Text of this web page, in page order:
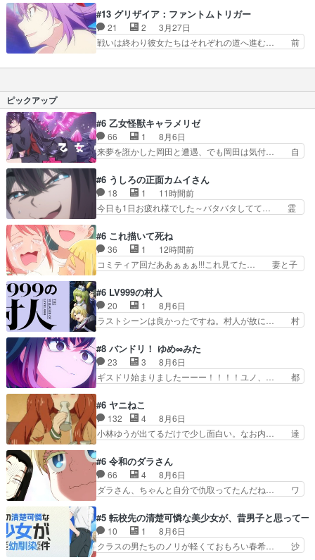
タイトルも色々考え… 前回の兄ちゃん生きてたん
か。我慢して生き… Re:ゼロから始める異世界生
活 テレシア…
谷炎色どうなったジャヤ…タナトスが見… 決戦に
向けて亡きアオイと同じ髪型にして彼… 戦闘は何
人かの怪我人を出しつつ終結に向か… 動仕で参加
させていただきました(´・ω・… トーカの足は結
#13 グリザイア：ファントムトリガー
21 2
3月27日
戦いは終わり彼女たちはそれぞれの道へ進む… 前
OVAから始まり、TVシリーズまでど… まさか青
論は陳腐すぎ。彼の仇討ちと言わ… ハルト戻らぬ
ったかはわからずじまいか。… 春人が復讐を果た
し、消えていなくなる。ヒ… 復讐や戦争も終わり
戻って来た日常。けれど… やはり内容的にもファ
ン向けの作品だったか…
ピックアップ
#6 乙女怪獣キャラメリゼ
66 1
8月6日
来夢を誑かした岡田と遭遇、でも岡田は気付… 自
なからのメイク道具が、らいりーさんを… らいり
ーの影響で理想に向けて努力する黒絵… コングと
ゴ〇ラの怪獣大決戦!?w黒絵の友… らいりーが己
のルッキズムと相対する話とし… らいりーさんが
の小河内ダムに来た黒絵た… ライリーが好きだっ
たクズ男ハルゴンが懲ら… メイクでちょっと勇気
出てる黒絵ちゃん可愛…
#6 うしろの正面カムイさん
18 1
11時間前
今日も1日お疲れ様でした～バタバタしてて… 霊
で6人は流石絶倫カムイ婆もしっかり抱… 今回は
交通悪霊の除霊ツアー。Aパはいつも… 前半の霊
カモみたいになってるよねwジェッ… 今回はいつ
もと違って霊が大人しいなと思っ… 最後にカムイ
ツアー編！どっちが悪かよく… よく見ないと気付
けない2つのエピソードに… カムイとドライブに
出かけたシヅカは、ズブ…
#6 これ描いて死ね
36 1
12時間前
コミティア回だああぁぁぁ!!!これ見てた… 妻と子
らえた最初の一冊お客にプロポーズ… 遅れて5
話，コミティア前哨戦ですが，ここ… 「同情は創
作の敵」いい言葉だ。でも応援す… 東京で開かれ
る即売会に行って自分たちの本… 一冊売る事の苦
けはったねー編集さん。同… 自分の妄想を買って
くれる人がいるというも… 初めて自分の漫画が売
れた時の感動、懐かし…
#6 LV999の村人
20 1
8月6日
ラストシーンは良かったですね。村人が故に… 村
スと10年後に結婚の約束をした鏡ずっ… カジノ
スタッフ募集するも集まらない更に追… 王命でク
ルルの監視をすることになったデビ… 最強の村
人・鏡との出会いで少しは変わった… やはり何か
への恨みは根深そうやね姫を舐… 新キャラが登場
早々変態扱いされてる件。タ… まだまだお元気そ
うなお声で……不意打ち過…
#8 バンドリ！ ゆめ∞みた
23 3
8月6日
ギスドリ始まりましたーーー！！！！ユノ、… 都
復を見守っていかないと、ですね！！み… 開幕聞
き取りスタッフに定治いなかった？ま… ののちゃ
んのお手当てはお節介だったりする… ビオラの立
ち回り害悪すぎるお近づきの印が… ・律っちゃん
一難、律がビオラの呪縛から… 「私はあなたが嫌
いなんです」「バンドやめ… 何が起きているの
か！？次週、みゅーたいぷ…
#6 ヤニねこ
132 4
8月6日
小林ゆうが出てるだけで少し面白い。なお内… 達
マドンってなんなん！？人見知りっぽい… なんな
ら下ネタ0じゃなかったかこんな回が… 他のエピ
ソードに対してマイルドな回だった… 今回はだい
ぶある程度抑えてる？w感じな気… アルねこ、そ
ていたゴキブリ死んでるGP… アルねこ危険です
よね。健康的な面で··江… 酔い潰れ行き着いた江
ノ島で、朝日を眺めな…
#6 令和のダラさん
66 4
8月6日
ダラさん、ちゃんと自分で仇取ってたんだね… ワ
ットに憧れてビーム撃ちたいと…そうい… 余りに
も凄惨なダラさんの過去ダラさんの６… 過去編は
これで一区切りかなギャグも面白い… ガンガガン
♪薫がなんかしっかり歌ってロマ… 姉巫女の誤
#5 転校先の清楚可憐な美少女が、昔男子と思って一
10 1
8月6日
クラスの男たちのノリが軽くておもろい春希… 沙